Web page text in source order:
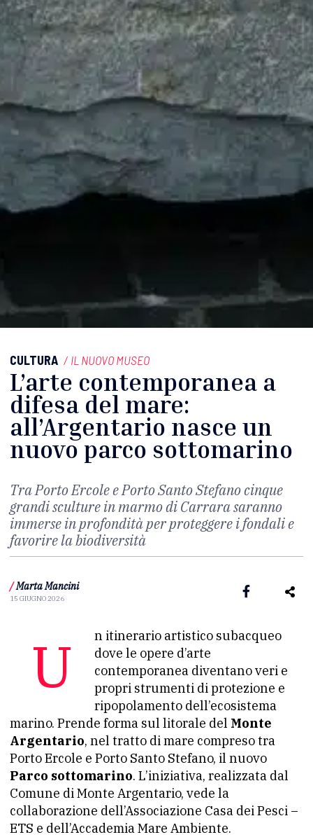
CULTURA / IL NUOVO MUSEO
L’arte contemporanea a
difesa del mare:
all’Argentario nasce un
nuovo parco sottomarino
Tra Porto Ercole e Porto Santo Stefano cinque
grandi sculture in marmo di Carrara saranno
immerse in profondità per proteggere i fondali e
favorire la biodiversità
/ Marta Mancini
15 GIUGNO 2026
Un itinerario artistico subacqueo
dove le opere d’arte
contemporanea diventano veri e
propri strumenti di protezione e
ripopolamento dell’ecosistema
marino. Prende forma sul litorale del Monte
Argentario, nel tratto di mare compreso tra
Porto Ercole e Porto Santo Stefano, il nuovo
Parco sottomarino. L’iniziativa, realizzata dal
Comune di Monte Argentario, vede la
collaborazione dell’Associazione Casa dei Pesci –
ETS e dell’Accademia Mare Ambiente.